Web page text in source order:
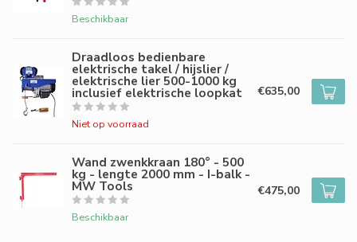
Beschikbaar
Draadloos bedienbare
elektrische takel / hijslier /
elektrische lier 500-1000 kg
inclusief elektrische loopkat
Niet op voorraad
€635,00
Wand zwenkkraan 180° - 500
kg - lengte 2000 mm - I-balk -
MW Tools
Beschikbaar
€475,00